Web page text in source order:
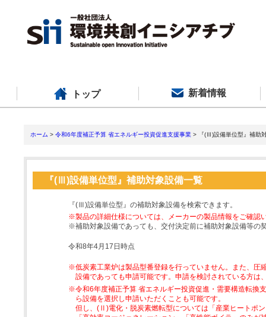
トップ 新着情報
ホーム > 令和6年度補正予算 省エネルギー投資促進支援事業 > 『(Ⅲ)設備単位型』補助
『(Ⅲ)設備単位型』補助対象設備一覧
『(Ⅲ)設備単位型』の補助対象設備を検索できます。
※製品の詳細仕様については、メーカーの製品情報をご確認
※補助対象設備であっても、交付決定前に補助対象設備等の
令和8年4月17日時点
※低炭素工業炉は製品型番登録を行っていません。また、圧
設備であっても申請可能です。申請を検討されている方は
※令和6年度補正予算 省エネルギー投資促進・需要構造転
ら設備を選択し申請いただくことも可能です。
但し、(Ⅱ)電化・脱炭素燃転型については「産業ヒートポ